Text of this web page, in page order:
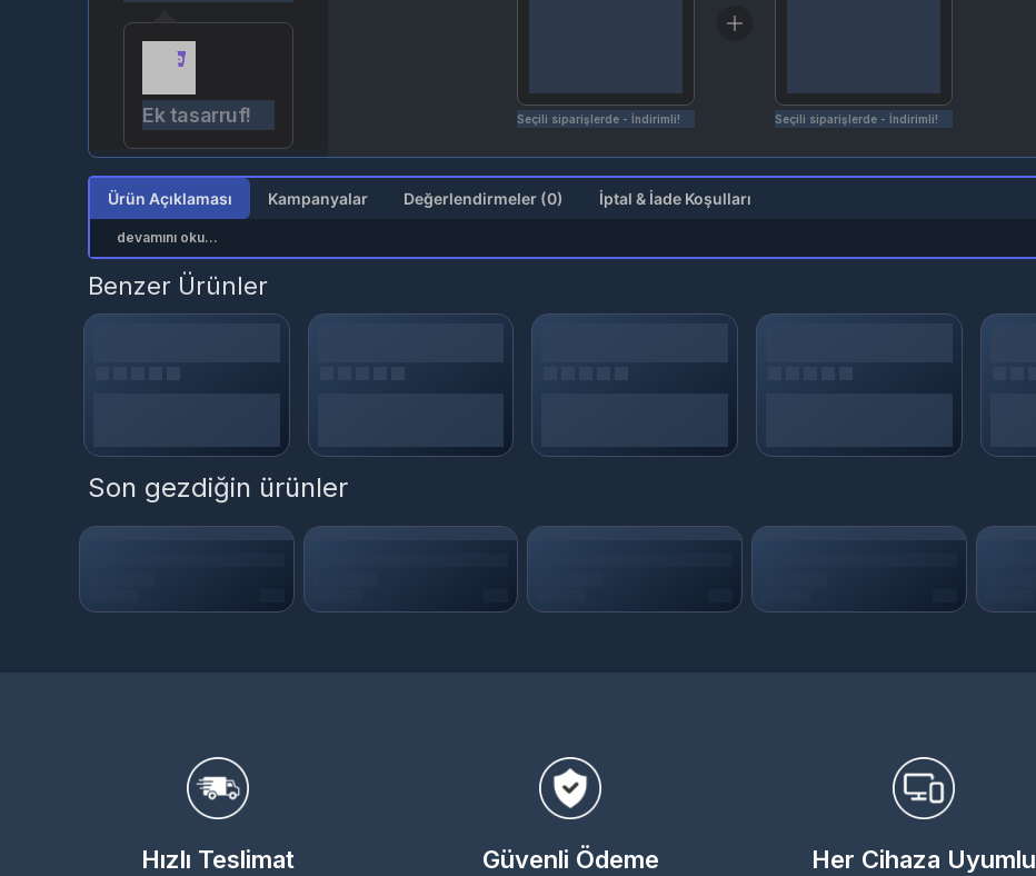
Ek tasarruf! Seçili siparişlerde - İndirimli! Seçili siparişlerde - İndirimli!
Ürün Açıklaması Kampanyalar Değerlendirmeler (0) İptal & İade Koşulları
devamını oku...
Benzer Ürünler
Son gezdiğin ürünler
Hızlı Teslimat Güvenli Ödeme Her Cihaza Uyumlu